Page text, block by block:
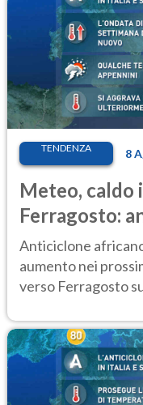
TENDENZA 8
Meteo, caldo
Ferragosto:
ancora
Anticiclone
aumento nei
verso Ferragosto